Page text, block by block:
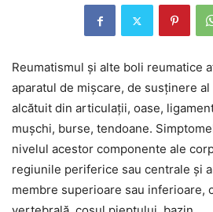
Reumatismul și alte boli reumatice
aparatul de mișcare, de susținere
alcătuit din articulații, oase,
mușchi, burse, tendoane.
nivelul acestor componente ale
regiunile periferice sau centrale și
membre superioare sau inferioare,